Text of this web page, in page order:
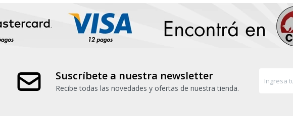
Suscríbete a nuestra newsletter
Recibe todas las novedades y ofertas de nuestra tienda.